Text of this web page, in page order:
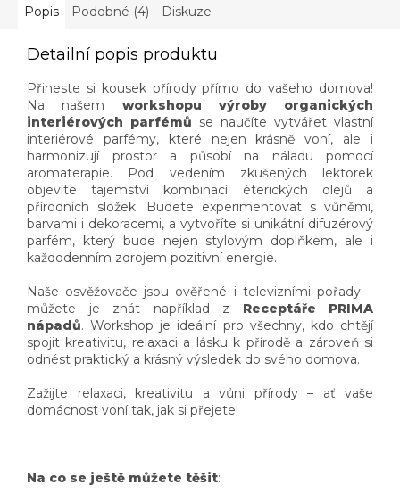
Popis
Podobné (4) Diskuze
Detailní popis produktu
Přineste si kousek přírody přímo do vašeho domova!
Na našem workshopu výroby organických
interiérových parfémů se naučíte vytvářet vlastní
interiérové parfémy, které nejen krásně voní, ale i
harmonizují prostor a působí na náladu pomocí
aromaterapie. Pod vedením zkušených lektorek
objevíte tajemství kombinací éterických olejů a
přírodních složek. Budete experimentovat s vůněmi,
barvami i dekoracemi, a vytvoříte si unikátní difuzérový
parfém, který bude nejen stylovým doplňkem, ale i
každodenním zdrojem pozitivní energie.
Naše osvěžovače jsou ověřené i televizními pořady –
můžete je znát například z Receptáře PRIMA
nápadů. Workshop je ideální pro všechny, kdo chtějí
spojit kreativitu, relaxaci a lásku k přírodě a zároveň si
odnést praktický a krásný výsledek do svého domova.
Zažijte relaxaci, kreativitu a vůni přírody – ať vaše
domácnost voní tak, jak si přejete!
Na co se ještě můžete těšit: